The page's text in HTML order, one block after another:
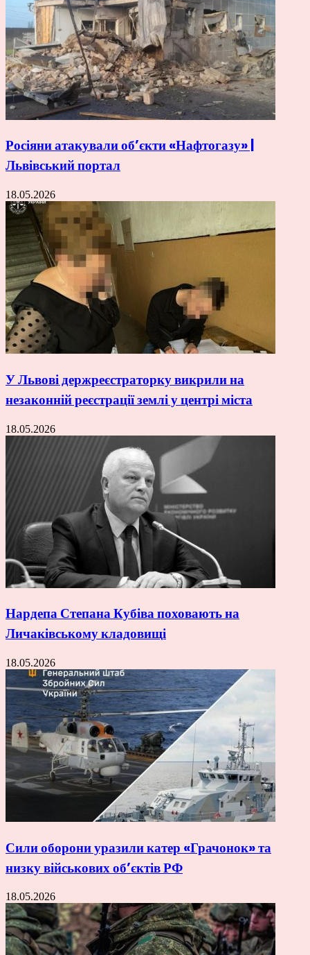
Росіяни атакували об’єкти «Нафтогазу» |
Львівський портал
18.05.2026
У Львові держреєстраторку викрили на
незаконній реєстрації землі у центрі міста
18.05.2026
Нардепа Степана Кубіва поховають на
Личаківському кладовищі
18.05.2026
Сили оборони уразили катер «Грачонок» та
низку військових об’єктів РФ
18.05.2026